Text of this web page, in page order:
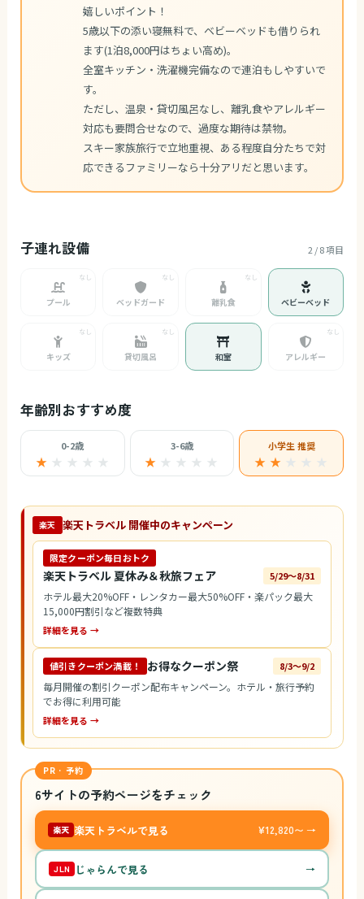
嬉しいポイント！
5歳以下の添い寝無料で、ベビーベッドも借りられ
ます(1泊8,000円はちょい高め)。
全室キッチン・洗濯機完備なので連泊もしやすいで
す。
ただし、温泉・貸切風呂なし、離乳食やアレルギー
対応も要問合せなので、過度な期待は禁物。
スキー家族旅行で立地重視、ある程度自分たちで対
応できるファミリーなら十分アリだと思います。
子連れ設備 2 / 8 項目
プール ベッドガード 離乳食 ベビーベッド
キッズ 貸切風呂 和室 アレルギー
年齢別おすすめ度
0-2歳
★ ★ ★ ★ ★
3-6歳
★ ★ ★ ★ ★
小学生 推奨
★ ★ ★ ★ ★
楽天 楽天トラベル 開催中のキャンペーン
限定クーポン毎日おトク
楽天トラベル 夏休み＆秋旅フェア 5/29〜8/31
ホテル最大20%OFF・レンタカー最大50%OFF・楽パック最大
15,000円割引など複数特典
詳細を見る →
値引きクーポン満載！ お得なクーポン祭 8/3〜9/2
毎月開催の割引クーポン配布キャンペーン。ホテル・旅行予約
でお得に利用可能
詳細を見る →
PR · 予約
6サイトの予約ページをチェック
楽天 楽天トラベルで見る ¥12,820〜 →
JLN じゃらんで見る →